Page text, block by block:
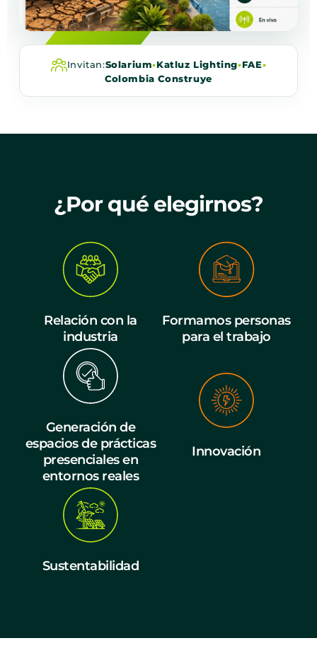
Invitan:Solarium•Katluz Lighting•FAE•
Colombia Construye
¿Por qué elegirnos?
Relación con la
industria
Formamos personas
para el trabajo
Generación de
espacios de prácticas
presenciales en
entornos reales
Innovación
Sustentabilidad